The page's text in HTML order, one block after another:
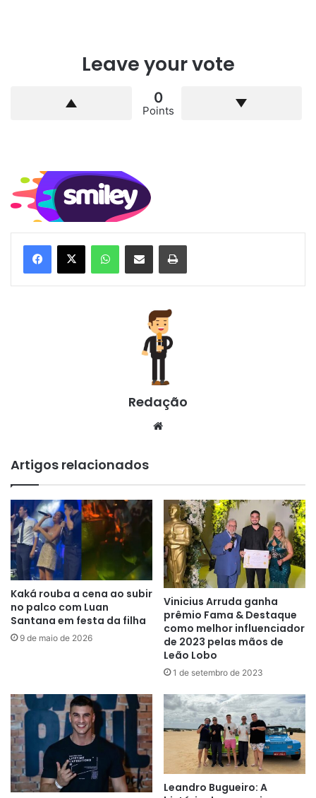
Leave your vote
0
Points
WhatsApp
Compartilhar via e-mail Imprimir
Redação
Artigos relacionados
Kaká rouba a cena ao subir
no palco com Luan
Santana em festa da filha
9 de maio de 2026
Vinicius Arruda ganha
prêmio Fama & Destaque
como melhor influenciador
de 2023 pelas mãos de
Leão Lobo
1 de setembro de 2023
Leandro Bugueiro: A